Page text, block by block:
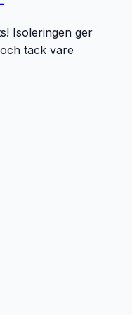
Isoleringen ger
tack vare